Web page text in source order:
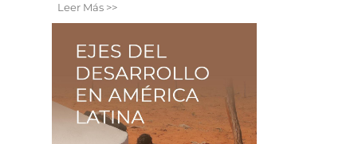
Leer Más >>